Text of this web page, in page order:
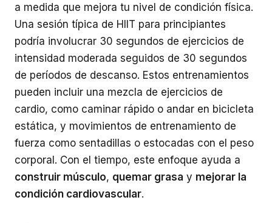
a medida que mejora tu nivel de condición física.
Una sesión típica de HIIT para principiantes
podría involucrar 30 segundos de ejercicios de
intensidad moderada seguidos de 30 segundos
de períodos de descanso. Estos entrenamientos
pueden incluir una mezcla de ejercicios de
cardio, como caminar rápido o andar en bicicleta
estática, y movimientos de entrenamiento de
fuerza como sentadillas o estocadas con el peso
corporal. Con el tiempo, este enfoque ayuda a
construir músculo, quemar grasa y mejorar la
condición cardiovascular.